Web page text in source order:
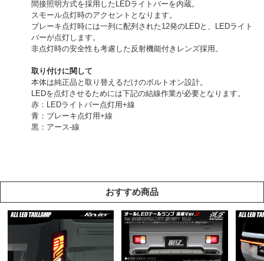
間接照明方式を採用したLEDライトバーを内蔵。
スモール点灯時のアクセントとなります。
ブレーキ点灯時には一列に配列された12発のLEDと、LEDライト
バーが点灯します。
非点灯時の安全性も考慮した反射機能付きレンズ採用。
取り付けに関して
本体は純正品と取り替えるだけのボルトオン設計。
LEDを点灯させるためには下記の結線作業が必要となります。
赤：LEDライトバー点灯用+線
青：ブレーキ点灯用+線
黒：アース-線
おすすめ商品